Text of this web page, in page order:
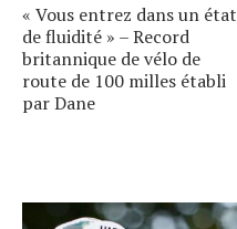
« Vous entrez dans un état
de fluidité » – Record
britannique de vélo de
route de 100 milles établi
par Dane